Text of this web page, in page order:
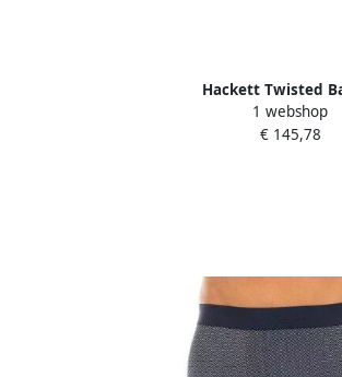
Hackett Twisted
Kunststof Frame
Heren
1 webshop
€ 145,78